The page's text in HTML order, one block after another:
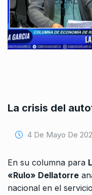
La crisis del
4 De Mayo De
En su columna para
«Rulo» Dellatorre
nacional en el